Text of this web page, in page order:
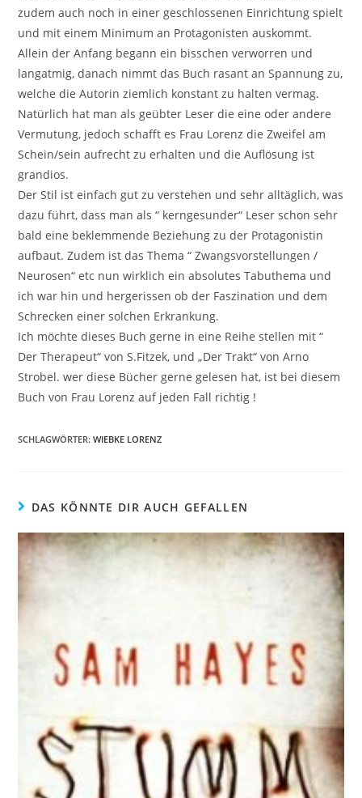
zudem auch noch in einer geschlossenen Einrichtung spielt
und mit einem Minimum an Protagonisten auskommt.
Allein der Anfang begann ein bisschen verworren und
langatmig, danach nimmt das Buch rasant an Spannung zu,
welche die Autorin ziemlich konstant zu halten vermag.
Natürlich hat man als geübter Leser die eine oder andere
Vermutung, jedoch schafft es Frau Lorenz die Zweifel am
Schein/sein aufrecht zu erhalten und die Auflösung ist
grandios.
Der Stil ist einfach gut zu verstehen und sehr alltäglich, was
dazu führt, dass man als “ kerngesunder“ Leser schon sehr
bald eine beklemmende Beziehung zu der Protagonistin
aufbaut. Zudem ist das Thema “ Zwangsvorstellungen /
Neurosen“ etc nun wirklich ein absolutes Tabuthema und
ich war hin und hergerissen ob der Faszination und dem
Schrecken einer solchen Erkrankung.
Ich möchte dieses Buch gerne in eine Reihe stellen mit “
Der Therapeut“ von S.Fitzek, und „Der Trakt“ von Arno
Strobel. wer diese Bücher gerne gelesen hat, ist bei diesem
Buch von Frau Lorenz auf jeden Fall richtig !
SCHLAGWÖRTER:WIEBKE LORENZ
DAS KÖNNTE DIR AUCH GEFALLEN